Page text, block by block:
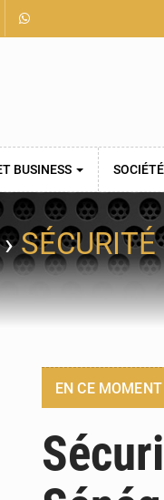
BUSINESS SOCIÉTÉ
›SÉCURITÉ
EN CE MOMENT